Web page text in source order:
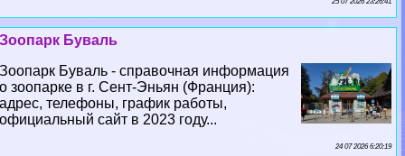
25 07 2026 23:26:41
Зоопарк Буваль
Зоопарк Буваль - справочная информация
о зоопарке в г. Сент-Эньян (Франция):
адрес, телефоны, график работы,
официальный сайт в 2023 году...
24 07 2026 6:20:19